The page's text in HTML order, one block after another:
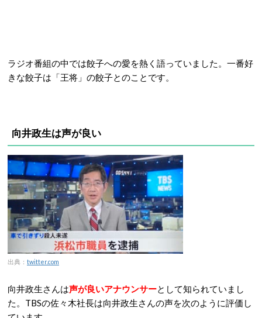
ラジオ番組の中では餃子への愛を熱く語っていました。一番好
きな餃子は「王将」の餃子とのことです。
向井政生は声が良い
出典： twitter.com
向井政生さんは声が良いアナウンサーとして知られていまし
た。TBSの佐々木社長は向井政生さんの声を次のように評価し